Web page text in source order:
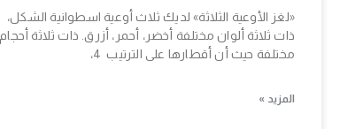
«لغز الأوعية الثلاثة» لديك ثلاث أوعية اسطوانية الشكل،
ذات ثلاثة ألوان مختلفة أخضر، أحمر، أزرق. ذات ثلاثة أحجام
مختلفة حيث أن أقطارها على الترتيب 4،
المزيد »